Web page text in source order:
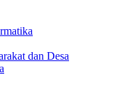
dan Desa